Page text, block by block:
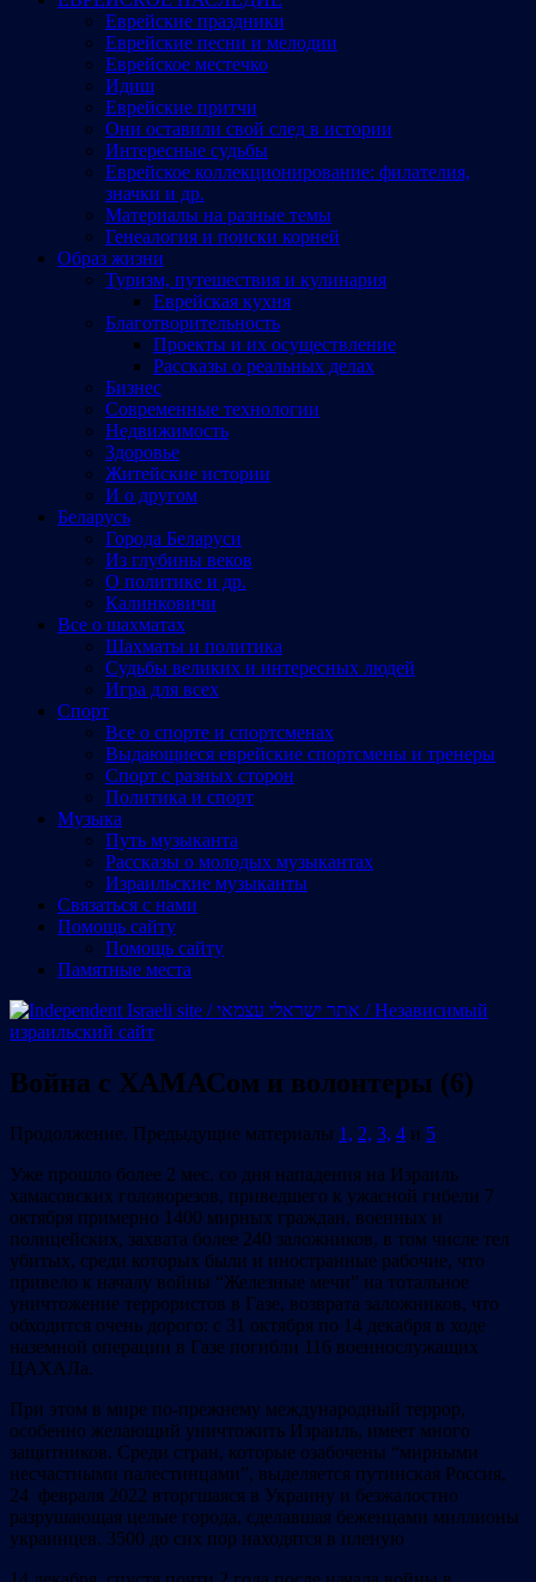
Еврейские праздники
Еврейские песни и мелодии
Еврейское местечко
Идиш
Еврейские притчи
Они оставили свой след в истории
Интересные судьбы
Еврейское коллекционирование: филателия,
значки и др.
Материалы на разные темы
Генеалогия и поиски корней
Образ жизни
Туризм, путешествия и кулинария
Еврейская кухня
Благотворительность
Проекты и их осуществление
Рассказы о реальных делах
Бизнес
Современные технологии
Недвижимость
Здоровье
Житейские истории
И о другом
Беларусь
Города Беларуси
Из глубины веков
О политике и др.
Калинковичи
Все о шахматах
Шахматы и политика
Судьбы великих и интересных людей
Игра для всех
Спорт
Все о спорте и спортсменах
Выдающиеся еврейские спортсмены и тренеры
Спорт с разных сторон
Политика и спорт
Музыка
Путь музыканта
Рассказы о молодых музыкантах
Израильские музыканты
Cвязаться с нами
Помощь сайту
Помощь сайту
Памятные места
Война с ХАМАСом и волонтеры (6)
Продолжение. Предыдущие материалы 1, 2, 3, 4 и 5
Уже прошло более 2 мес. со дня нападения на Израиль
хамасовских головорезов, приведшего к ужасной гибели 7
октября примерно 1400 мирных граждан, военных и
полицейских, захвата более 240 заложников, в том числе тел
убитых, среди которых были и иностранные рабочие, что
привело к началу войны “Железные мечи” на тотальное
уничтожение террористов в Газе, возврата заложников, что
обходится очень дорого: с 31 октября по 14 декабря в ходе
наземной операции в Газе погибли 116 военнослужащих
ЦАХАЛа.
При этом в мире по-прежнему международный террор,
особенно желающий уничтожить Израиль, имеет много
защитников. Среди стран, которые озабочены “мирными
несчастными палестинцами”, выделяется путинская Россия,
24 февраля 2022 вторгшаяся в Украину и безжалостно
разрушающая целые города, сделавшая беженцами миллионы
украинцев. 3500 до сих пор находятся в пленую